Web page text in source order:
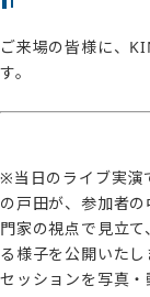
ご来場の皆様に、
す。
※当日のライブ実演
の戸田が、参加者
門家の視点で見立
る様子を公開いた
セッションを写真・